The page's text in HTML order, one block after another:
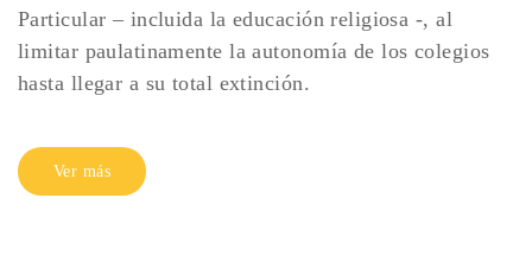
Particular – incluida la educación religiosa -, al
limitar paulatinamente la autonomía de los colegios
hasta llegar a su total extinción.
Ver más